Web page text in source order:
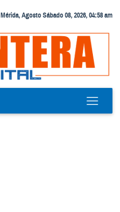
Mérida, Agosto Sábado 08, 2026, 04:58 am